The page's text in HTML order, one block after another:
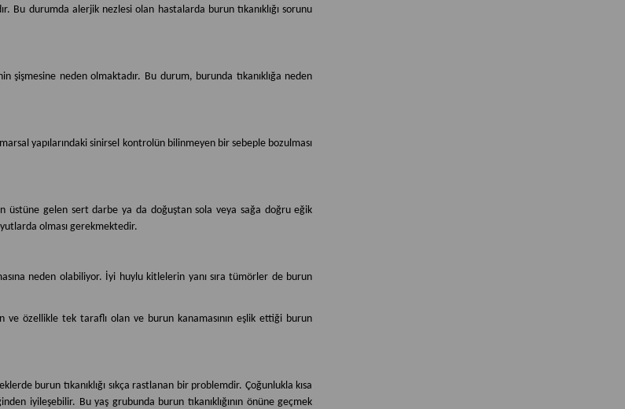
durumda alerjik nezlesi olan hastalarda burun tıkanıklığı sorunu
neden olmaktadır. Bu durum, burunda tıkanıklığa neden
yapılarındaki sinirsel kontrolün bilinmeyen bir sebeple bozulması
üstüne gelen sert darbe ya da doğuştan sola veya sağa doğru eğik
olması gerekmektedir.
neden olabiliyor. İyi huylu kitlelerin yanı sıra tümörler de burun
ve özellikle tek taraflı olan ve burun kanamasının eşlik ettiği burun
burun tıkanıklığı sıkça rastlanan bir problemdir. Çoğunlukla kısa
iyileşebilir. Bu yaş grubunda burun tıkanıklığının önüne geçmek